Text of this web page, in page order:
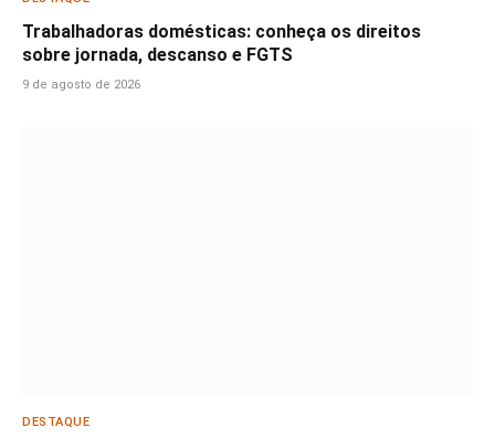
Trabalhadoras domésticas: conheça os direitos
sobre jornada, descanso e FGTS
9 de agosto de 2026
DESTAQUE